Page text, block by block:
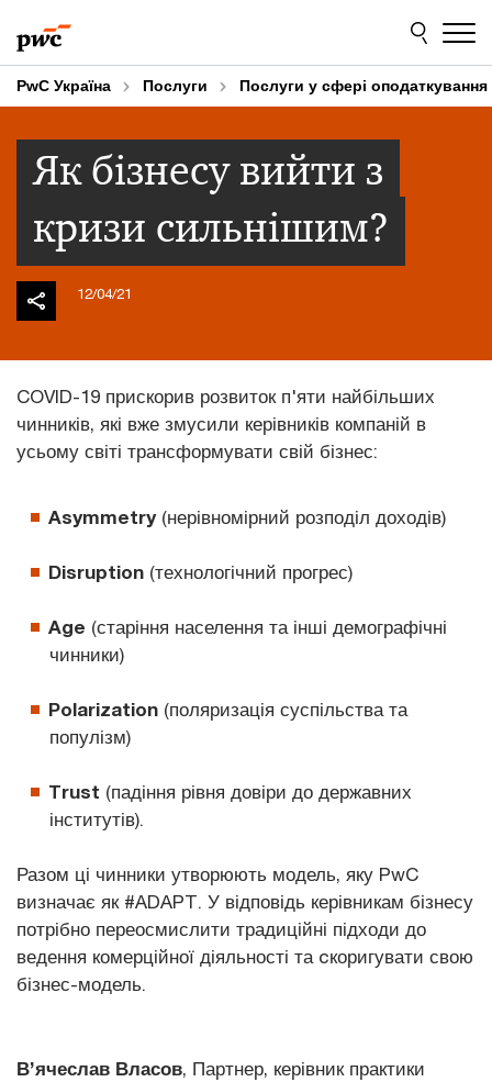
to
content
to
footer
PwC Україна Послуги Послуги у сфері оподаткування
Як бізнесу вийти з
кризи сильнішим?
12/04/21
COVID-19 прискорив розвиток п'яти найбільших
чинників, які вже змусили керівників компаній в
усьому світі трансформувати свій бізнес:
Asymmetry(нерівномірний розподіл доходів)
Disruption (технологічний прогрес)
Age (старіння населення та інші демографічні
чинники)
Polarization (поляризація суспільства та
популізм)
Trust (падіння рівня довіри до державних
інститутів).
Разом ці чинники утворюють модель, яку PwC
визначає як #ADAPT. У відповідь керівникам бізнесу
потрібно переосмислити традиційні підходи до
ведення комерційної діяльності та cкоригувати свою
бізнес-модель.
В’ячеслав Власов, Партнер, керівник практики